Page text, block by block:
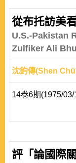
從布托訪美
U.S.-Pakistan
Zulfiker Ali
沈鈞傳(Shen
14卷6期(1975/03/
評「論國際